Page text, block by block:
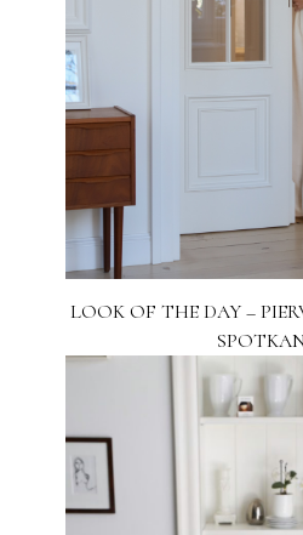
LOOK OF THE DAY –